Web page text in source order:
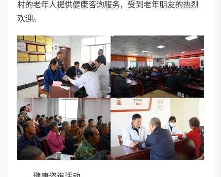
村的老年人提供健康咨询服务，受到老年朋友的热烈
欢迎。